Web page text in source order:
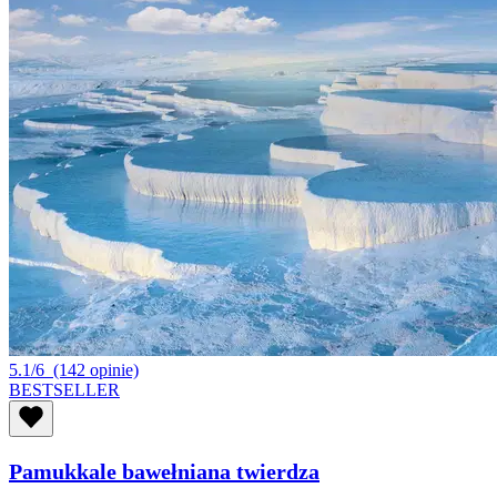
5.1/6 (142 opinie)
BESTSELLER
Pamukkale bawełniana twierdza